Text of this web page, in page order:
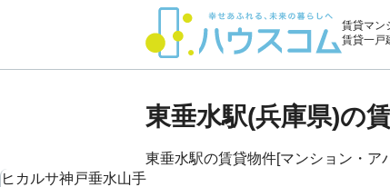
賃貸マン
賃貸一戸
東垂水駅(兵庫県)の
東垂水駅の賃貸物件[マンション・ア
ヒカルサ神戸垂水山手